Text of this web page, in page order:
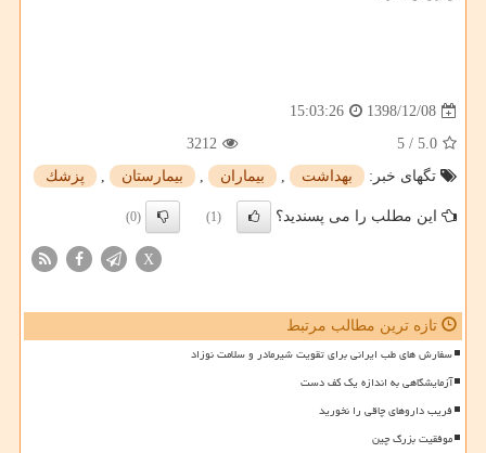
1398/12/08
15:03:26
5.0
/
5
3212
تگهای خبر:
بهداشت , بیماران , بیمارستان , پزشك
این مطلب را می پسندید؟ (1)
(0)
X
تازه ترین مطالب مرتبط
سفارش های طب ایرانی برای تقویت شیرمادر و سلامت نوزاد
آزمایشگاهی به اندازه یک کف دست
فریب داروهای چاقی را نخورید
موفقیت بزرگ چین